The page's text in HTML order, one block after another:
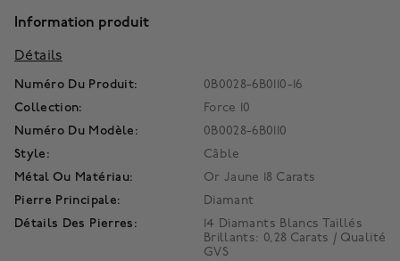
Information produit
Détails
Numéro Du Produit:
0B0028-6B0110-16
Collection:
Force 10
Numéro Du Modèle:
0B0028-6B0110
Style:
Câble
Métal Ou Matériau:
Or Jaune 18 Carats
Pierre Principale:
Diamant
Détails Des Pierres:
14 Diamants Blancs Taillés
Brillants: 0,28 Carats / Qualité
GVS